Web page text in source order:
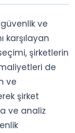
ve
karşılayan
şirketlerin
de
ve
şirket
ve analiz